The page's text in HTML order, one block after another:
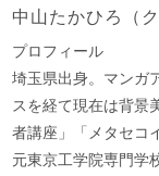
中山たかひろ（ク
プロフィール
埼玉県出身。マンガ
スを経て現在は背景
者講座」「メタセコ
元東京工学院専門学